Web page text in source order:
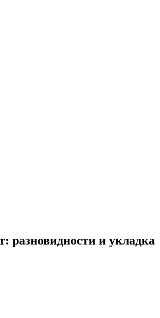
разновидности и укладка